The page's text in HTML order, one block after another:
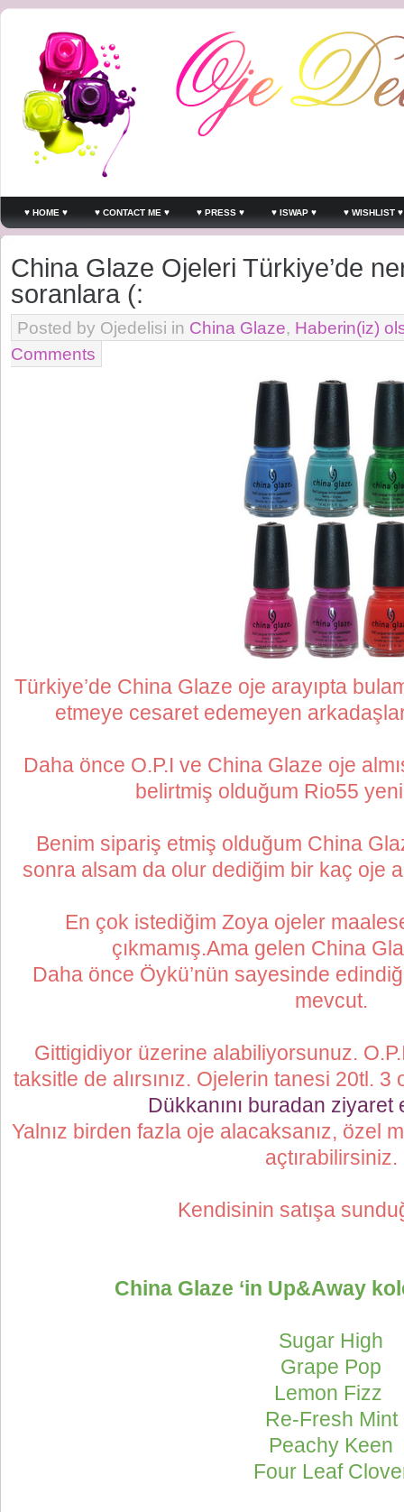
♥ HOME ♥ ♥ CONTACT ME ♥ ♥ PRESS ♥ ♥ ISWAP ♥ ♥ WISHLIST ♥
China Glaze Ojeleri Türkiye’de
soranlara (:
Posted by Ojedelisi in China Glaze, Haberin(iz)
Comments
Türkiye’de China Glaze oje arayıpta
etmeye cesaret edemeyen
Daha önce O.P.I ve China Glaze oje
belirtmiş olduğum Rio55
Benim sipariş etmiş olduğum China
sonra alsam da olur dediğim bir kaç oje
En çok istediğim Zoya ojeler
çıkmamış.Ama gelen China
Daha önce Öykü’nün sayesinde
mevcut.
Gittigidiyor üzerine alabiliyorsunuz.
taksitle de alırsınız. Ojelerin tanesi 20tl. 3
Dükkanını buradan ziyaret
Yalnız birden fazla oje alacaksanız, özel
açtırabilirsiniz.
Kendisinin satışa
China Glaze ‘in Up&Away
Sugar High
Grape Pop
Lemon Fizz
Re-Fresh Mint
Peachy Keen
Four Leaf